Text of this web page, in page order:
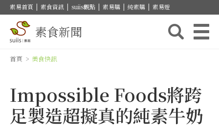
素易首頁 | 素食資訊 | suiis觀點 | 素易購 | 純素購 | 素易遊
素食新聞
首頁 > 美食快訊
Impossible Foods將跨
足製造超擬真的純素牛奶